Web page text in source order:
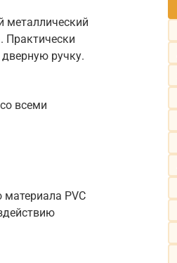
металлический
Практически
ручку.
всеми
материала PVC